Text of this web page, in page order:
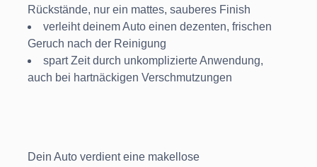
Rückstände, nur ein mattes, sauberes Finish
verleiht deinem Auto einen dezenten, frischen
Geruch nach der Reinigung
spart Zeit durch unkomplizierte Anwendung,
auch bei hartnäckigen Verschmutzungen
Dein Auto verdient eine makellose